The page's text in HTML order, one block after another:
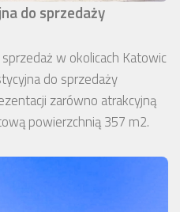
do sprzedaży
w okolicach Katowic
do sprzedaży
zarówno atrakcyjną
powierzchnią 357 m2.